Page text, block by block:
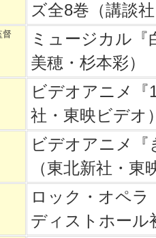
ズ全8巻（講談
督
ミュージカル『
美穂・杉本彩）
ビデオアニメ『
社・東映ビデオ
ビデオアニメ
（東北新社・東
ロック・オペラ
ディストホール